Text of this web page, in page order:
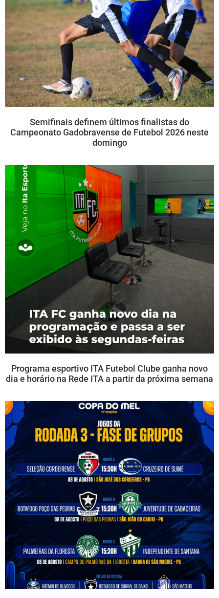
Semifinais definem últimos finalistas do
Campeonato Gadobravense de Futebol 2026 neste
domingo
Programa esportivo ITA Futebol Clube ganha novo
dia e horário na Rede ITA a partir da próxima semana